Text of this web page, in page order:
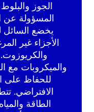
الجوز
المسؤولة عن
يخضع السائل
الأجزاء غير
والميكروبات مع
للحفاظ على
الافتراضي.
الطاقة